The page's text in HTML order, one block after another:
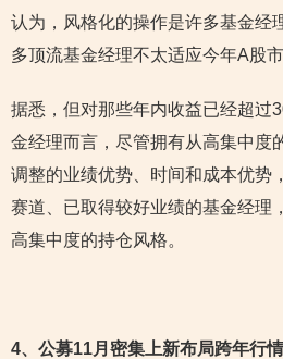
认为，风格化的操作是许多基金经
多顶流基金经理不太适应今年A股
据悉，但对那些年内收益已经超过
金经理而言，尽管拥有从高集中度
调整的业绩优势、时间和成本优势
赛道、已取得较好业绩的基金经理
高集中度的持仓风格。
4、公募11月密集上新布局跨年行